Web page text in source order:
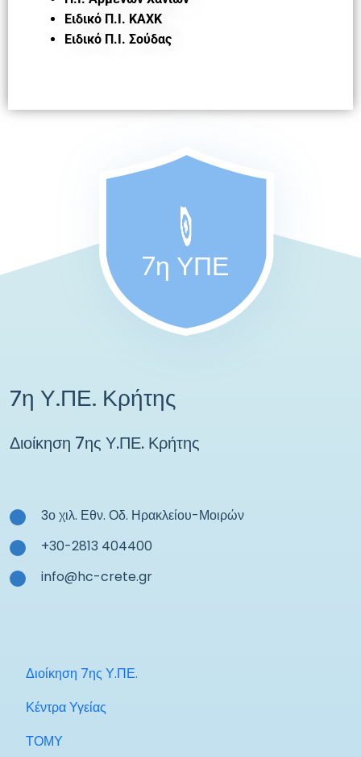
Ειδικό Π.Ι. ΚΑΧΚ
Ειδικό Π.Ι. Σούδας
7η ΥΠΕ
7η Υ.ΠΕ. Κρήτης
Διοίκηση 7ης Υ.ΠΕ. Κρήτης
3ο χιλ. Εθν. Οδ. Ηρακλείου-Μοιρών
+30-2813 404400
info@hc-crete.gr
Διοίκηση 7ης Υ.ΠΕ.
Κέντρα Υγείας
ΤΟΜΥ